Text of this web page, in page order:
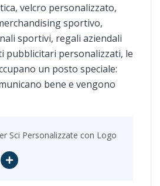
velcro personalizzato,
sportivo,
sportivi, regali aziendali
pubblicitari personalizzati, le
un posto speciale:
bene e vengono
Sci Personalizzate con Logo